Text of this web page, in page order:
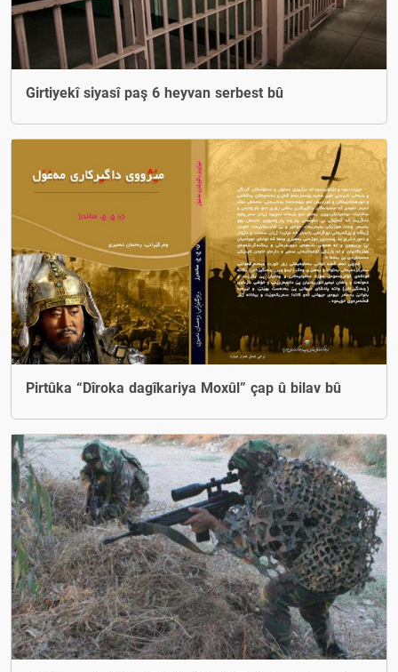
Girtiyekî siyasî paş 6 heyvan serbest bû
Pirtûka “Dîroka dagîkariya Moxûl” çap û bilav bû